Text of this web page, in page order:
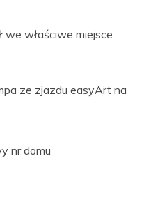
we właściwe miejsce
ze zjazdu easyArt na
nr domu